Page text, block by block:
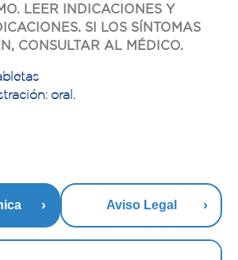
LEER INDICACIONES Y
SI LOS SÍNTOMAS
CONSULTAR AL MÉDICO.
oral.
Aviso Legal